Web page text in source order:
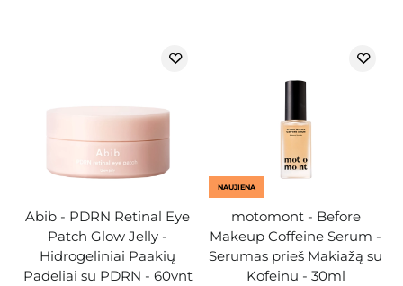
Abib - PDRN Retinal Eye
Patch Glow Jelly -
Hidrogeliniai Paakių
Padeliai su PDRN - 60vnt
NAUJIENA
motomont - Before
Makeup Coffeine Serum -
Serumas prieš Makiažą su
Kofeinu - 30ml